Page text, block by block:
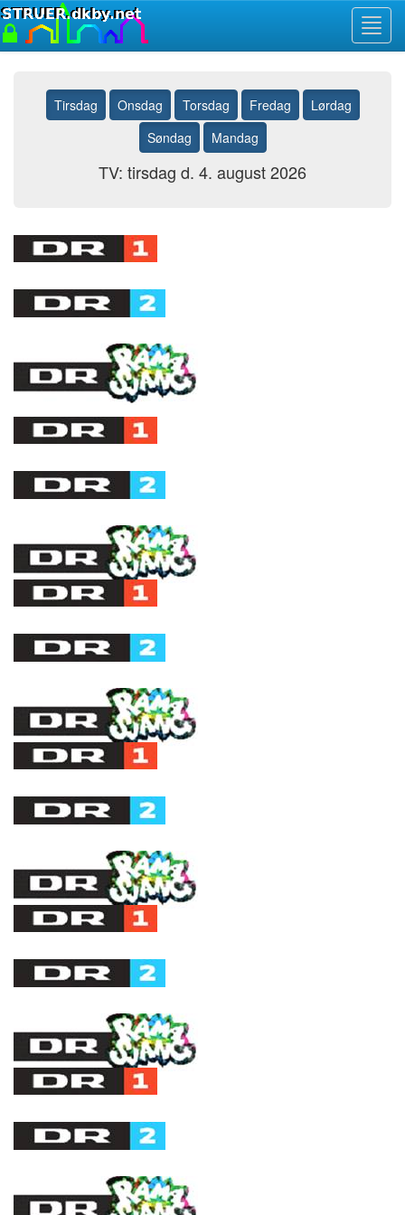
Tirsdag Onsdag Torsdag Fredag
Lørdag
Søndag
Mandag
TV: tirsdag d. 4. august 2026